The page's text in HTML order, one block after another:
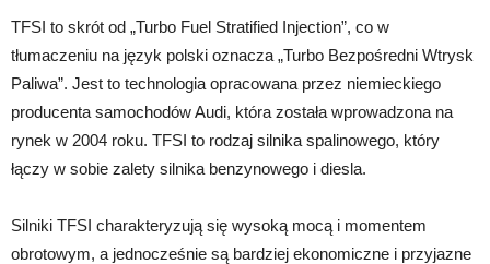
TFSI to skrót od „Turbo Fuel Stratified Injection”, co w
tłumaczeniu na język polski oznacza „Turbo Bezpośredni Wtrysk
Paliwa”. Jest to technologia opracowana przez niemieckiego
producenta samochodów Audi, która została wprowadzona na
rynek w 2004 roku. TFSI to rodzaj silnika spalinowego, który
łączy w sobie zalety silnika benzynowego i diesla.
Silniki TFSI charakteryzują się wysoką mocą i momentem
obrotowym, a jednocześnie są bardziej ekonomiczne i przyjazne